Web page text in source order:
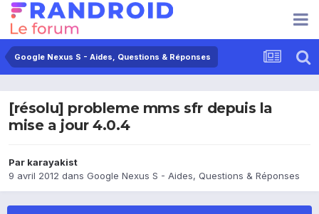
Google Nexus S - Aides, Questions & Réponses
[résolu] probleme mms sfr depuis la
mise a jour 4.0.4
Par karayakist
9 avril 2012 dans Google Nexus S - Aides, Questions & Réponses